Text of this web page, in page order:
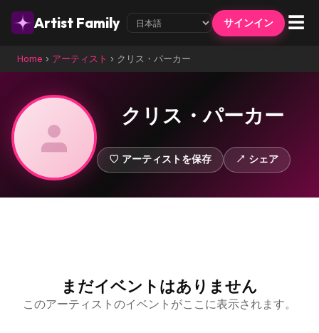
Artist Family サインイン ☰
Home › アーティスト › クリス・パーカー
クリス・パーカー
♡ アーティストを保存 ↗ シェア
まだイベントはありません
このアーティストのイベントがここに表示されます。